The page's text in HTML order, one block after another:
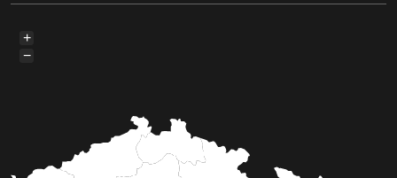
+
−